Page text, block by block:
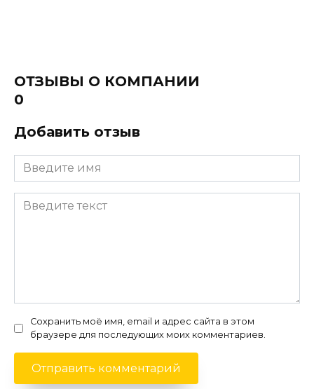
ОТЗЫВЫ О КОМПАНИИ
0
Добавить отзыв
Сохранить моё имя, email и адрес сайта в этом
браузере для последующих моих комментариев.